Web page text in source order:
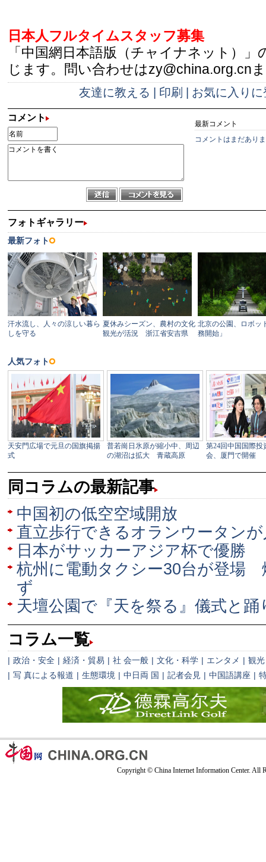
日本人フルタイムスタッフ募集
「中国網日本語版（チャイナネット）」
じます。問い合わせはzy@china.org.cn
友達に教える 印刷 お気に入りに
コメント
最新コメント
コメントはまだあり
同コラムの最新記事
中国初の低空空域開放
直立歩行できるオランウータン
日本がサッカーアジア杯で優勝
杭州に電動タクシー30台が登場
ず
天壇公園で『天を祭る』儀式と
コラム一覧
| 政治・安全 | 経済・貿易 | 社 会一般 | 文化・科学 | エンタメ | 観光
| 写 真による報道 | 生態環境 | 中日両 国 | 記者会見 | 中国語講座 |